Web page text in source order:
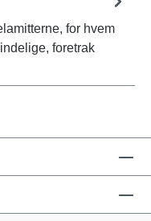
for hvem
foretrak